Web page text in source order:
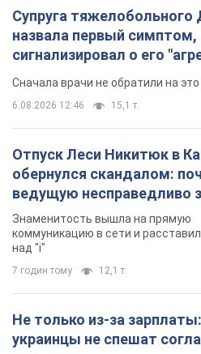
Знаменитость вышла на прямую
коммуникацию в сети и
над "i"
7 годин тому 12,1 т.
Не только из-за зарплаты:
украинцы не спешат
вакансии
Чего больше всего не хватает на
9 годин тому 3,1 т.